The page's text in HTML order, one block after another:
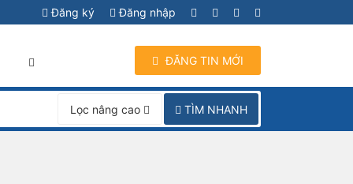
Đăng ký Đăng nhập
ĐĂNG TIN MỚI
Lọc nâng cao TÌM NHANH